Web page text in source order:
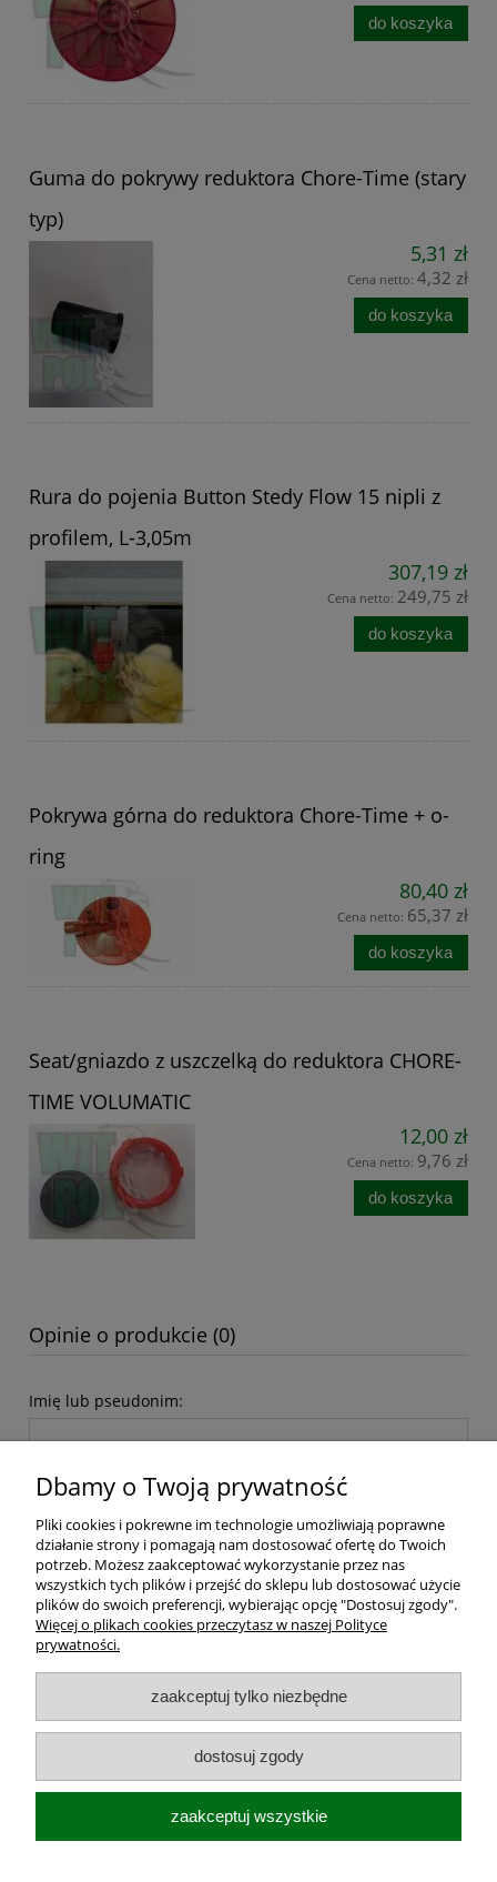
do koszyka
Guma do pokrywy reduktora Chore-Time (stary
typ)
5,31 zł
Cena netto: 4,32 zł
do koszyka
Rura do pojenia Button Stedy Flow 15 nipli z
profilem, L-3,05m
307,19 zł
Cena netto: 249,75 zł
do koszyka
Pokrywa górna do reduktora Chore-Time + o-
ring
80,40 zł
Cena netto: 65,37 zł
do koszyka
Seat/gniazdo z uszczelką do reduktora CHORE-
TIME VOLUMATIC
12,00 zł
Cena netto: 9,76 zł
do koszyka
Opinie o produkcie (0)
Imię lub pseudonim:
Twoja opinia:
Dostawa i koszt transportu
Moje konto
O firmie
Dbamy o Twoją prywatność
Pliki cookies i pokrewne im technologie umożliwiają poprawne
działanie strony i pomagają nam dostosować ofertę do Twoich
potrzeb. Możesz zaakceptować wykorzystanie przez nas
wszystkich tych plików i przejść do sklepu lub dostosować użycie
plików do swoich preferencji, wybierając opcję "Dostosuj zgody".
Więcej o plikach cookies przeczytasz w naszej Polityce
prywatności.
zaakceptuj tylko niezbędne
dostosuj zgody
zaakceptuj wszystkie